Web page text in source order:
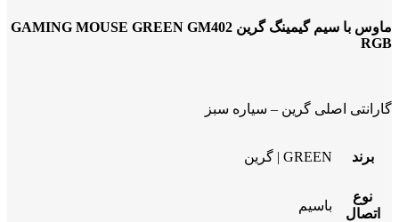
ماوس با سیم گیمینگ گرین GAMING MOUSE GREEN GM402
RGB
گارانتی اصلی گرین – سیاره سبز
برند GREEN | گرین
نوع
اتصال
باسیم